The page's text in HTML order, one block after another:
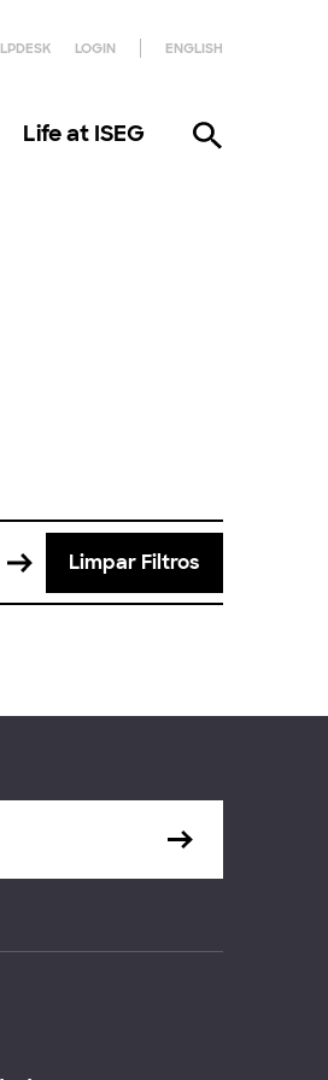
LOGIN ENGLISH
Life at ISEG
Limpar Filtros